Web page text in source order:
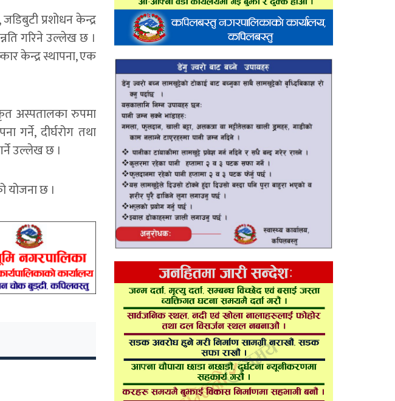
प्रशोधन केन्द्र
गरिने उल्लेख छ ।
केन्द्र स्थापना, एक
अस्पतालका रुपमा
गर्ने, दीर्घरोग तथा
उल्लेख छ ।
योजना छ ।